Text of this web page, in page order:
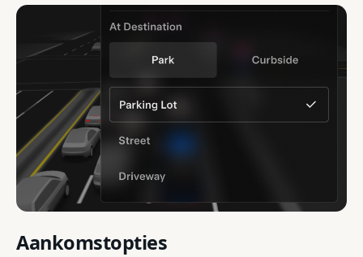
Aankomstopties